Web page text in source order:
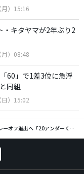
）15:16
キタヤマが2年ぶり2
）08:48
60」で1差3位に急浮
同組
）15:02
出へ「20アンダーくらいを出せれば」